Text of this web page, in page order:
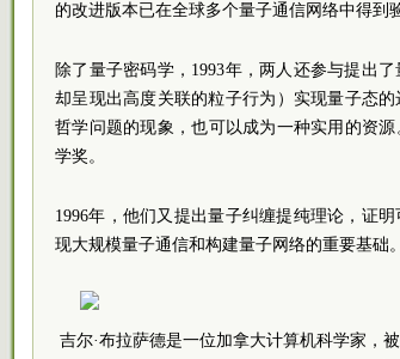
的改进版本已在全球多个量子通信网络中得到
除了量子密码学，1993年，两人还参与提出
却呈现出高度关联的粒子行为）实现量子态
哲学问题的现象，也可以成为一种实用的资
学奖。
1996年，他们又提出量子纠缠提纯理论，证
现大规模量子通信和构建量子网络的重要基础。
吉尔·布拉萨德是一位加拿大计算机科学家，